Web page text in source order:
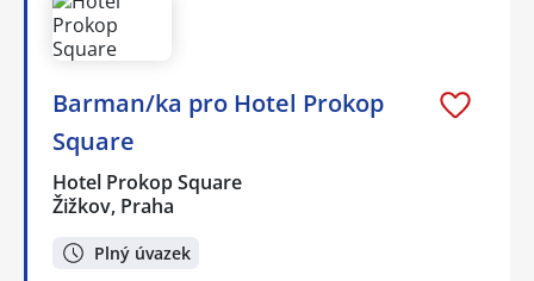
Barman/ka pro Hotel Prokop
Square
Hotel Prokop Square
Žižkov, Praha
Plný úvazek